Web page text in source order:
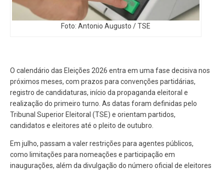
Foto: Antonio Augusto / TSE
O calendário das Eleições 2026 entra em uma fase decisiva nos
próximos meses, com prazos para convenções partidárias,
registro de candidaturas, início da propaganda eleitoral e
realização do primeiro turno. As datas foram definidas pelo
Tribunal Superior Eleitoral (TSE) e orientam partidos,
candidatos e eleitores até o pleito de outubro.
Em julho, passam a valer restrições para agentes públicos,
como limitações para nomeações e participação em
inaugurações, além da divulgação do número oficial de eleitores